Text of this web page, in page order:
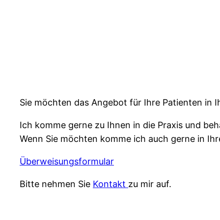
Sie möchten das Angebot für Ihre Patienten in
Ich komme gerne zu Ihnen in die Praxis und
Wenn Sie möchten komme ich auch gerne in
Überweisungsformular
Bitte nehmen Sie Kontakt zu mir auf.